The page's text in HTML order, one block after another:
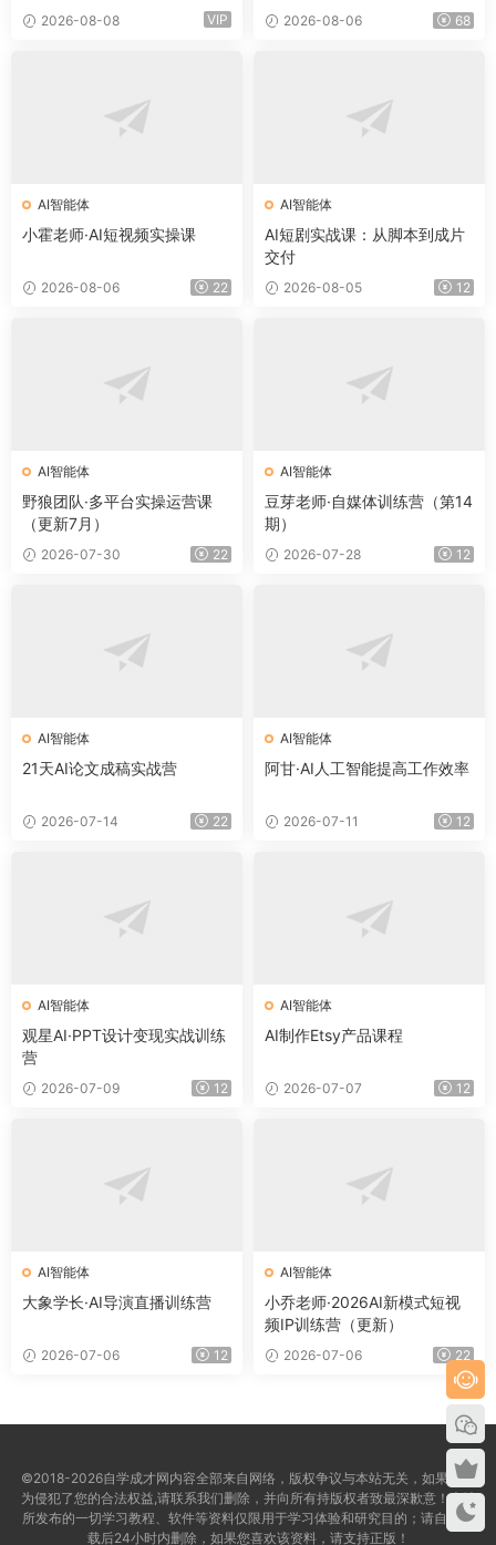
2026-08-08 VIP 2026-08-06 68
AI智能体
小霍老师·AI短视频实操课
2026-08-06 22
AI智能体
AI短剧实战课：从脚本到成片
交付
2026-08-05 12
AI智能体
野狼团队·多平台实操运营课
（更新7月）
2026-07-30 22
AI智能体
豆芽老师·自媒体训练营（第14
期）
2026-07-28 12
AI智能体
21天AI论文成稿实战营
2026-07-14 22
AI智能体
阿甘·AI人工智能提高工作效率
2026-07-11 12
AI智能体
观星AI·PPT设计变现实战训练
营
2026-07-09 12
AI智能体
AI制作Etsy产品课程
2026-07-07 12
AI智能体
大象学长·AI导演直播训练营
2026-07-06 12
AI智能体
小乔老师·2026AI新模式短视
频IP训练营（更新）
2026-07-06 22
©2018-2026自学成才网内容全部来自网络，版权争议与本站无关，如果您认
为侵犯了您的合法权益,请联系我们删除，并向所有持版权者致最深歉意！本站
所发布的一切学习教程、软件等资料仅限用于学习体验和研究目的；请自觉下
载后24小时内删除，如果您喜欢该资料，请支持正版！